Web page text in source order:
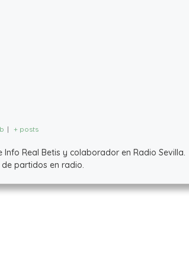
| + posts
Real Betis y colaborador en Radio Sevilla.
partidos en radio.